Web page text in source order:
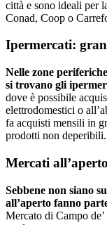
città e sono ideali per
Conad, Coop o
Ipermercati:
Nelle zone
si trovano gli
dove è possibile
elettrodomestici o
fa acquisti mensili in
prodotti non
Mercati
Sebbene non siano
all’aperto fanno
Mercato di Campo